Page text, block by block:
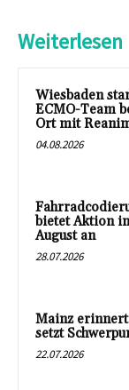
Weiterlesen
Wiesbaden
ECMO-Team
Ort mit
04.08.2026
bietet Aktion
August an
28.07.2026
Mainz
setzt
22.07.2026